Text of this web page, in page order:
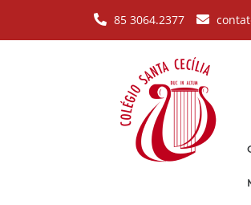
85 3064.2377